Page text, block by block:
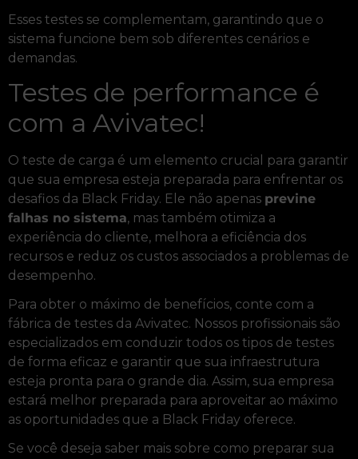
Esses testes se complementam, garantindo que o
sistema funcione bem sob diferentes cenários e
demandas.
Testes de performance é
com a Avivatec!
O teste de carga é um elemento crucial para garantir
que sua empresa esteja preparada para enfrentar os
desafios da Black Friday. Ele não apenas previne
falhas no sistema, mas também otimiza a
experiência do cliente, melhora a eficiência dos
recursos e reduz os custos associados a problemas de
desempenho.
Para obter o máximo de benefícios, conte com a
fábrica de testes da Avivatec. Nossos profissionais são
especializados em conduzir todos os tipos de testes
de forma eficaz e garantir que sua infraestrutura
esteja pronta para o grande dia. Assim, sua empresa
estará melhor preparada para aproveitar ao máximo
as oportunidades que a Black Friday oferece.
Se você deseja saber mais sobre como preparar sua